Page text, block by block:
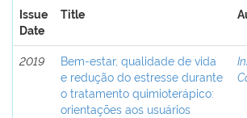
Issue
Date
Title
2019
Bem-estar, qualidade de vida
e redução do estresse durante
o tratamento quimioterápico:
orientações aos usuários